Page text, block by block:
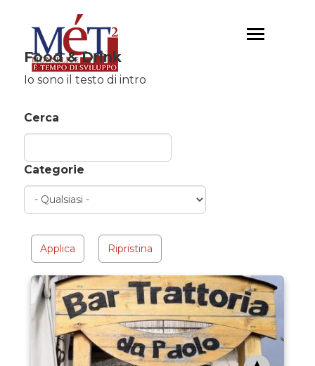
contenuto
principale
Toggle
Food & Drink
Io sono il testo di intro
Cerca
Categorie
Applica Ripristina